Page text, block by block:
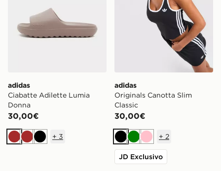
adidas
Ciabatte Adilette Lumia
Donna
30,00€
Marrone
Marrone
Nero
+ 3
adidas
Originals Canotta Slim
Classic
30,00€
NeroVerdeRosa
+ 2
JD Exclusivo